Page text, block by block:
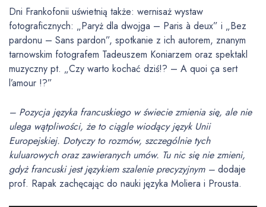
ź
w
i
ę
k
o
c
h
Dni Frankofonii uświetnią także: wernisaż wystaw
fotograficznych: „Paryż dla dwojga – Paris à deux” i „Bez
pardonu – Sans pardon”, spotkanie z ich autorem, znanym
tarnowskim fotografem Tadeuszem Koniarzem oraz spektakl
muzyczny pt. „Czy warto kochać dziś!? – A quoi ça sert
l’amour !?”
– Pozycja języka francuskiego w świecie zmienia się, ale nie
ulega wątpliwości, że to ciągle wiodący język Unii
Europejskiej. Dotyczy to rozmów, szczególnie tych
kuluarowych oraz zawieranych umów. Tu nic się nie zmieni,
gdyż francuski jest językiem szalenie precyzyjnym – dodaje
prof. Rapak zachęcając do nauki języka Moliera i Prousta.